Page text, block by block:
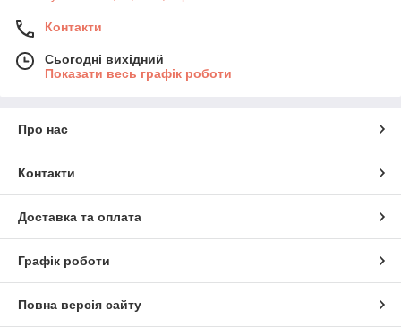
Контакти
Сьогодні вихідний
Показати весь графік роботи
Про нас
Контакти
Доставка та оплата
Графік роботи
Повна версія сайту